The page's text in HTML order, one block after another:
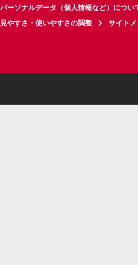
パーソナルデータ（個人情報など）につい
見やすさ・使いやすさの調整
サイト